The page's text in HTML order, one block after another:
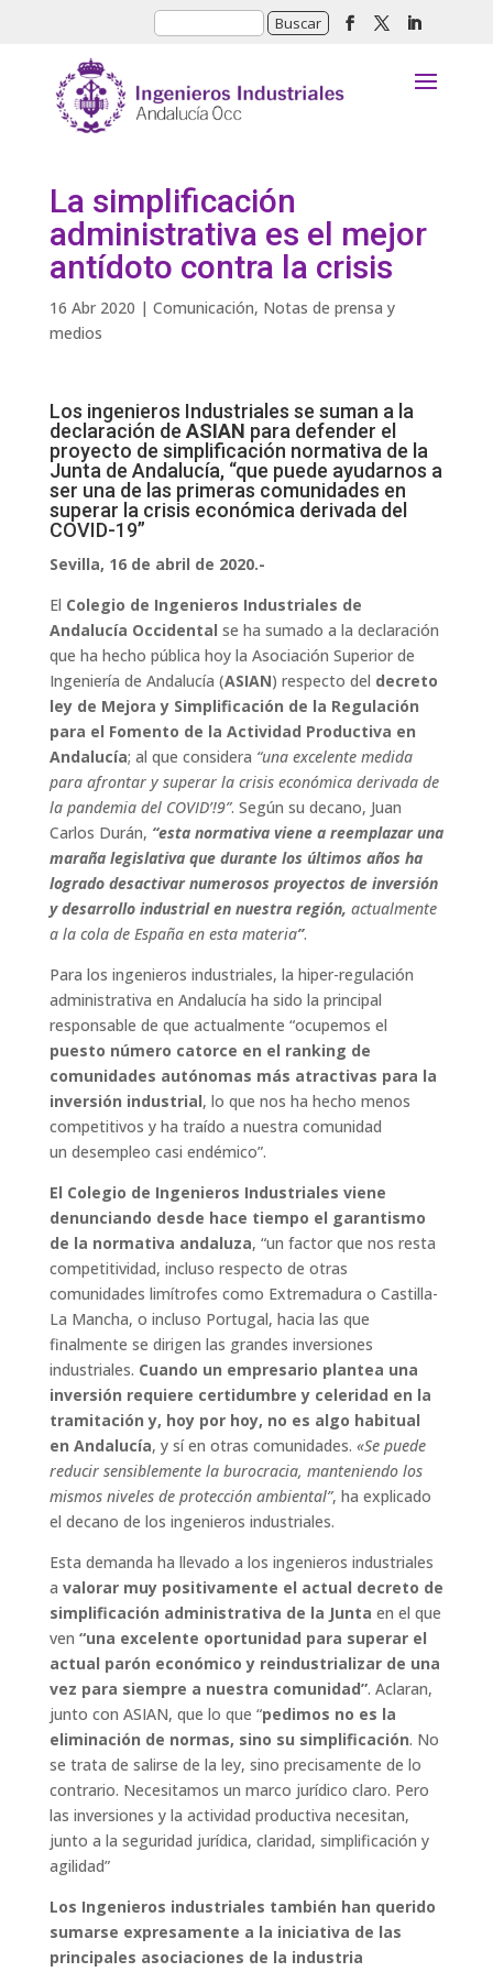
La simplificación
administrativa es el mejor
antídoto contra la crisis
16 Abr 2020 | Comunicación, Notas de prensa y
medios
Los ingenieros Industriales se suman a la
declaración de ASIAN para defender el
proyecto de simplificación normativa de la
Junta de Andalucía, “que puede ayudarnos a
ser una de las primeras comunidades en
superar la crisis económica derivada del
COVID-19”
Sevilla, 16 de abril de 2020.-
El Colegio de Ingenieros Industriales de
Andalucía Occidental se ha sumado a la declaración
que ha hecho pública hoy la Asociación Superior de
Ingeniería de Andalucía (ASIAN) respecto del decreto
ley de Mejora y Simplificación de la Regulación
para el Fomento de la Actividad Productiva en
Andalucía; al que considera “una excelente medida
para afrontar y superar la crisis económica derivada de
la pandemia del COVID’!9”. Según su decano, Juan
Carlos Durán, “esta normativa viene a reemplazar una
maraña legislativa que durante los últimos años ha
logrado desactivar numerosos proyectos de inversión
y desarrollo industrial en nuestra región, actualmente
a la cola de España en esta materia”.
Para los ingenieros industriales, la hiper-regulación
administrativa en Andalucía ha sido la principal
responsable de que actualmente “ocupemos el
puesto número catorce en el ranking de
comunidades autónomas más atractivas para la
inversión industrial, lo que nos ha hecho menos
competitivos y ha traído a nuestra comunidad
un desempleo casi endémico”.
El Colegio de Ingenieros Industriales viene
denunciando desde hace tiempo el garantismo
de la normativa andaluza, “un factor que nos resta
competitividad, incluso respecto de otras
comunidades limítrofes como Extremadura o Castilla-
La Mancha, o incluso Portugal, hacia las que
finalmente se dirigen las grandes inversiones
industriales. Cuando un empresario plantea una
inversión requiere certidumbre y celeridad en la
tramitación y, hoy por hoy, no es algo habitual
en Andalucía, y sí en otras comunidades. «Se puede
reducir sensiblemente la burocracia, manteniendo los
mismos niveles de protección ambiental”, ha explicado
el decano de los ingenieros industriales.
Esta demanda ha llevado a los ingenieros industriales
a valorar muy positivamente el actual decreto de
simplificación administrativa de la Junta en el que
ven “una excelente oportunidad para superar el
actual parón económico y reindustrializar de una
vez para siempre a nuestra comunidad”. Aclaran,
junto con ASIAN, que lo que “pedimos no es la
eliminación de normas, sino su simplificación. No
se trata de salirse de la ley, sino precisamente de lo
contrario. Necesitamos un marco jurídico claro. Pero
las inversiones y la actividad productiva necesitan,
junto a la seguridad jurídica, claridad, simplificación y
agilidad”
Los Ingenieros industriales también han querido
sumarse expresamente a la iniciativa de las
principales asociaciones de la industria